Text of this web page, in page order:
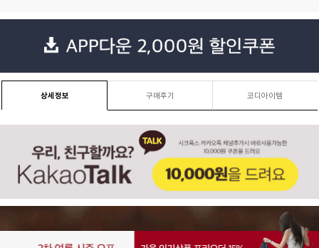
상세정보 구매후기 코디아이템